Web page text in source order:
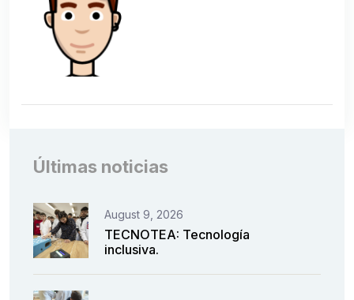
Últimas noticias
August 9, 2026
TECNOTEA: Tecnología
inclusiva.